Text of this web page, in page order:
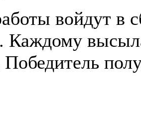
войдут в
Каждому
Победитель